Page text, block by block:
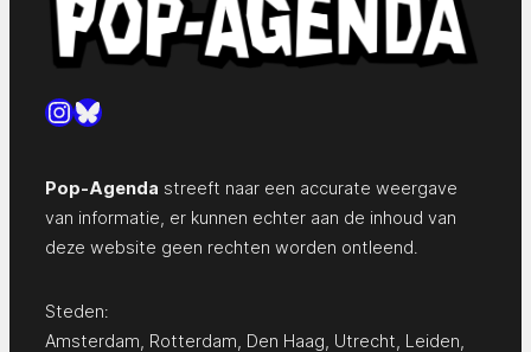
Instagram
Bluesky
Pop-Agenda streeft naar een accurate weergave
van informatie, er kunnen echter aan de inhoud van
deze website geen rechten worden ontleend.
Steden:
Amsterdam Rotterdam Den Haag Utrecht Leiden